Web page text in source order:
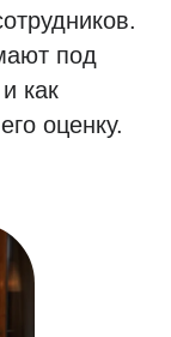
под
как
оценку.